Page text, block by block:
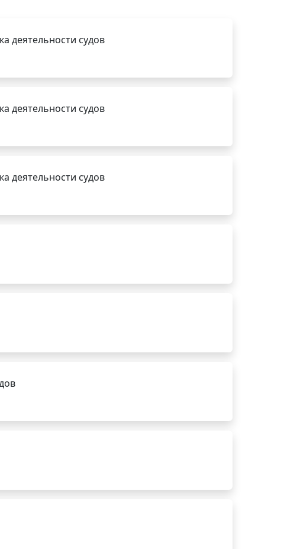
деятельности судов
деятельности судов
деятельности судов